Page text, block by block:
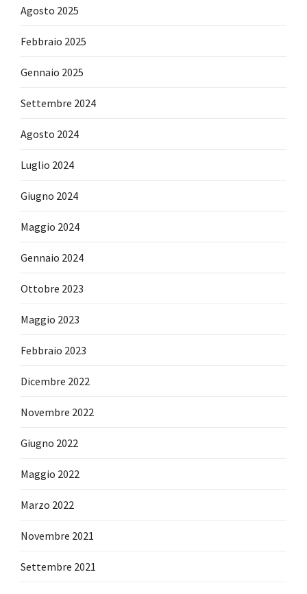
Agosto 2025
Febbraio 2025
Gennaio 2025
Settembre 2024
Agosto 2024
Luglio 2024
Giugno 2024
Maggio 2024
Gennaio 2024
Ottobre 2023
Maggio 2023
Febbraio 2023
Dicembre 2022
Novembre 2022
Giugno 2022
Maggio 2022
Marzo 2022
Novembre 2021
Settembre 2021